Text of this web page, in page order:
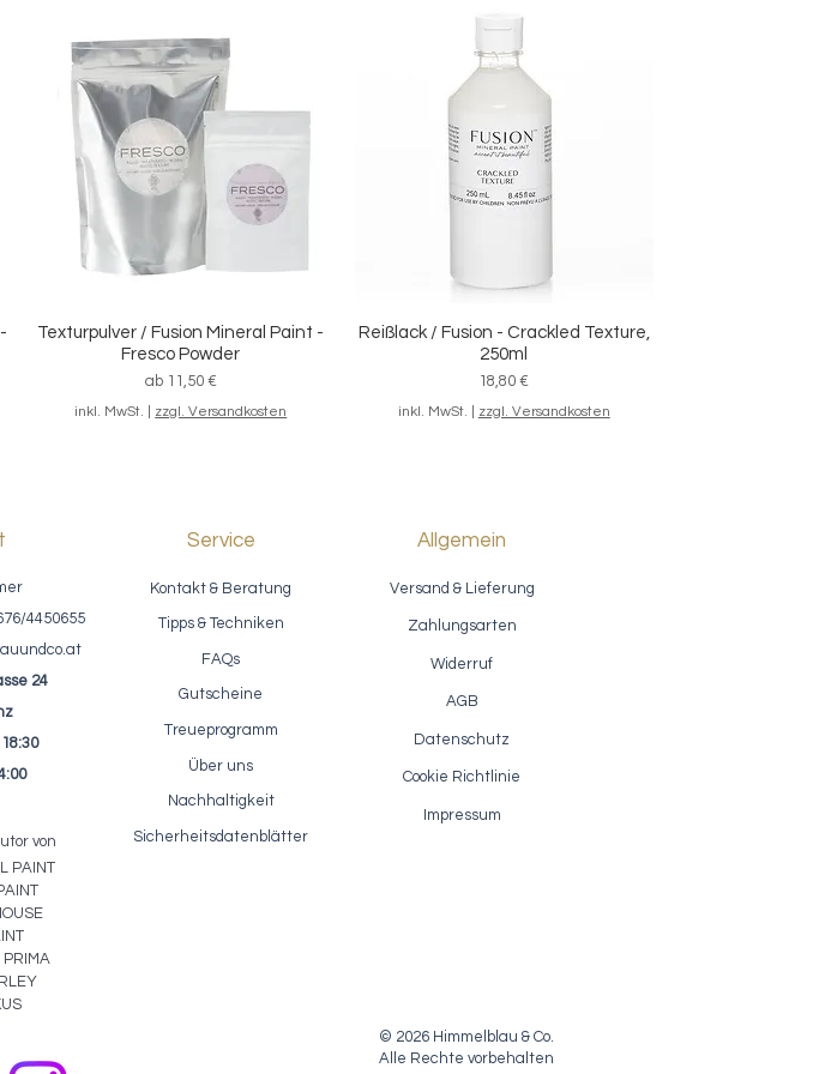
Schnellansicht
Texturpulver / Fusion Mineral Paint -
Fresco Powder
ab 11,50 €
Sale-Preis
inkl. MwSt. zzgl. Versandkosten
Schnellansicht
Reißlack / Fusion - Crackled Texture,
250ml
Preis
18,80 €
inkl. MwSt. zzgl. Versandkosten
Clear Glaze 250ml
Preis
22,50 €
inkl. MwSt.| zzgl. Versandkosten
Akzentlack / Fusion Antiquing Glaze
- Van Dyke Brown
4450655
24
Service
Kontakt & Beratung
Tipps & Techniken
FAQs
Gutscheine
Treueprogramm
Über uns
Nachhaltigkeit
von
PAINT
Sicherheitsdatenblätter
Allgemein
Versand & Lieferung
Zahlungsarten
Widerruf
AGB
Datenschutz
Cookie Richtlinie
Impressum
© 2026 Himmelblau & Co.
Alle Rechte vorbehalten